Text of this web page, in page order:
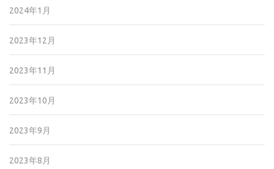
2024年1月
2023年12月
2023年11月
2023年10月
2023年9月
2023年8月